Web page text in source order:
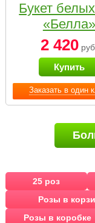
Заказать в один
Букет
«Белла»
2 420 руб.
Купить
25 роз
Розы в
Розы в коробке